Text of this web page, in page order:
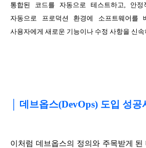
통합된 코드를 자동으로 테스트하고, 안정
자동으로 프로덕션 환경에 소프트웨어를
사용자에게 새로운 기능이나 수정 사항을 신속
│ 데브옵스(DevOps) 도입 성공
이처럼 데브옵스의 정의와 주목받게 된